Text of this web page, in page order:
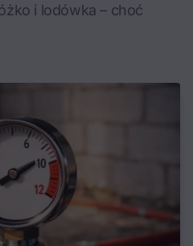
i lodówka – choć